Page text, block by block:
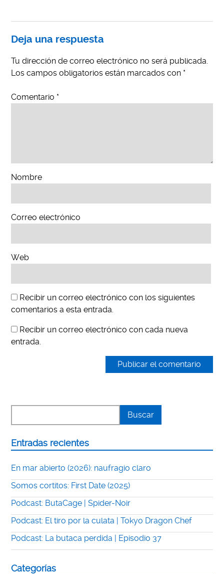
Deja una respuesta
Tu dirección de correo electrónico no será publicada.
Los campos obligatorios están marcados con *
Comentario *
Nombre
Correo electrónico
Web
Recibir un correo electrónico con los siguientes
comentarios a esta entrada.
Recibir un correo electrónico con cada nueva
entrada.
Entradas recientes
En mar abierto (2026): naufragio claro
Somos cortitos: First Date (2025)
Podcast: ButaCage | Spider-Noir
Podcast: El tiro por la culata | Tokyo Dragon Chef
Podcast: La butaca perdida | Episodio 37
Categorías